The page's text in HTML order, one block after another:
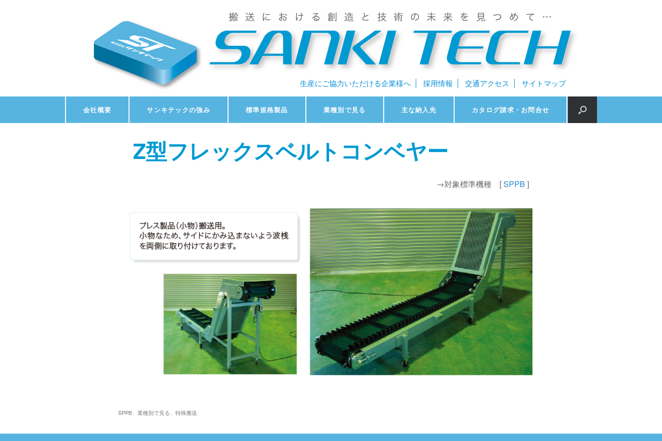
生産にご協力いただける企業様へ 採用情報 交通アクセス サイトマップ
会社概要 サンキテックの強み 標準規格製品 業種別で見る 主な納入先 カタログ請求・お問合せ
Z型フレックスベルトコンベヤー
→対象標準機種 [SPPB ]
SPPB、 業種別で見る、 特殊搬送.